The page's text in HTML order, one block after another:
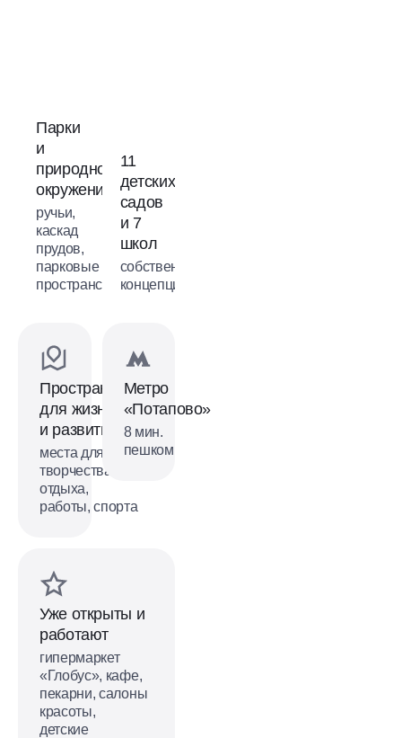
Парки
и
природное
окружение
ручьи,
каскад
прудов,
парковые
пространства
11
детских
садов
и 7
школ
собственная
концепция
Пространства
для жизни
и развития
места для
творчества,
отдыха,
работы, спорта
Метро
«Потапово»
8 мин.
пешком
Уже открыты и
работают
гипермаркет
«Глобус», кафе,
пекарни, салоны
красоты,
детские